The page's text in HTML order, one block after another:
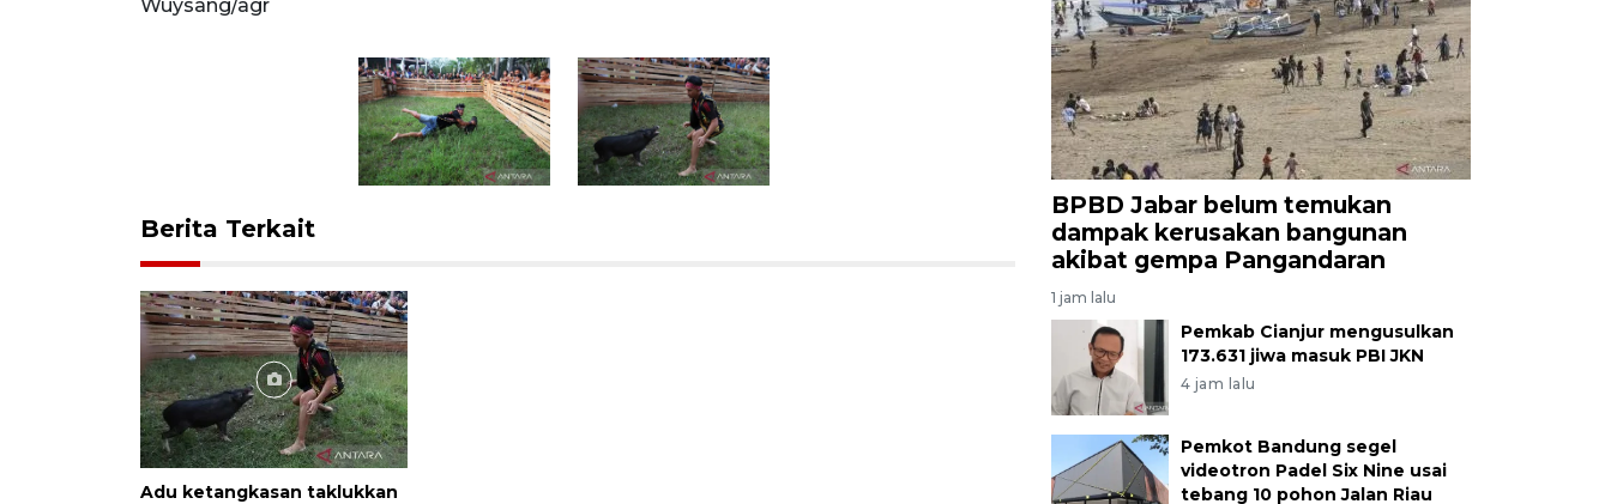
Wuysang/agr
Wuysang/agr
Berita Terkait
Adu ketangkasan taklukkan
BPBD Jabar belum temukan
dampak kerusakan bangunan
akibat gempa Pangandaran
1 jam lalu
Pemkab Cianjur mengusulkan
173.631 jiwa masuk PBI JKN
4 jam lalu
Pemkot Bandung segel
videotron Padel Six Nine usai
tebang 10 pohon Jalan Riau